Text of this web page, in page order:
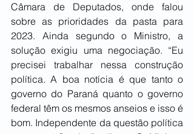
Câmara de Deputados, onde falou
sobre as prioridades da pasta para
2023. Ainda segundo o Ministro, a
solução exigiu uma negociação. “Eu
precisei trabalhar nessa construção
política. A boa notícia é que tanto o
governo do Paraná quanto o governo
federal têm os mesmos anseios e isso é
bom. Independente da questão política